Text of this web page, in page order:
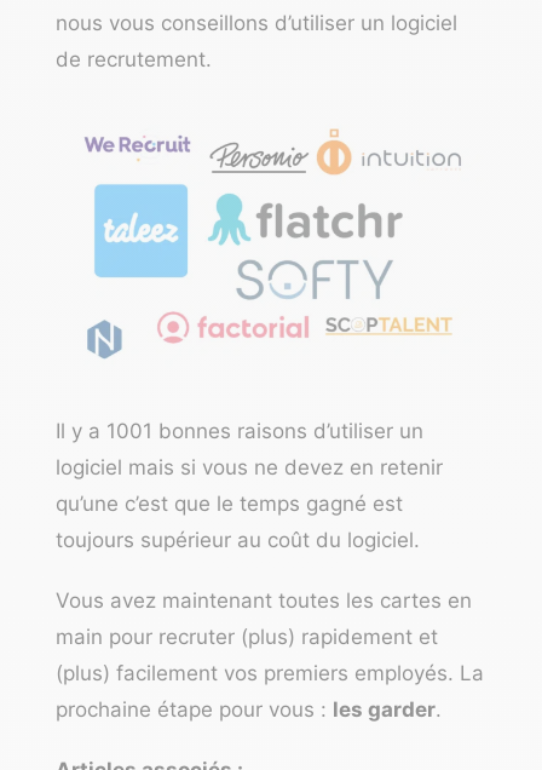
nous vous conseillons d’utiliser un logiciel
de recrutement.
Il y a 1001 bonnes raisons d’utiliser un
logiciel mais si vous ne devez en retenir
qu’une c’est que le temps gagné est
toujours supérieur au coût du logiciel.
Vous avez maintenant toutes les cartes en
main pour recruter (plus) rapidement et
(plus) facilement vos premiers employés. La
prochaine étape pour vous : les garder.